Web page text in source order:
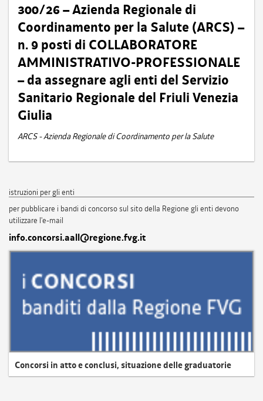
300/26 – Azienda Regionale di
Coordinamento per la Salute (ARCS) –
n. 9 posti di COLLABORATORE
AMMINISTRATIVO-PROFESSIONALE
– da assegnare agli enti del Servizio
Sanitario Regionale del Friuli Venezia
Giulia
ARCS - Azienda Regionale di Coordinamento per la Salute
istruzioni per gli enti
per pubblicare i bandi di concorso sul sito della Regione gli enti devono
utilizzare l'e-mail
info.concorsi.aall@regione.fvg.it
Concorsi in atto e conclusi, situazione delle graduatorie